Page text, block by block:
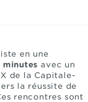
en une
avec un
de la Capitale-
la réussite de
rencontres sont